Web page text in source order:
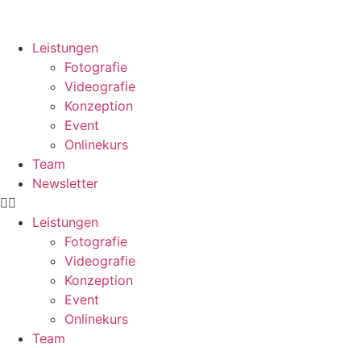
Leistungen
Fotografie
Videografie
Konzeption
Event
Onlinekurs
Team
Newsletter
Leistungen
Fotografie
Videografie
Konzeption
Event
Onlinekurs
Team